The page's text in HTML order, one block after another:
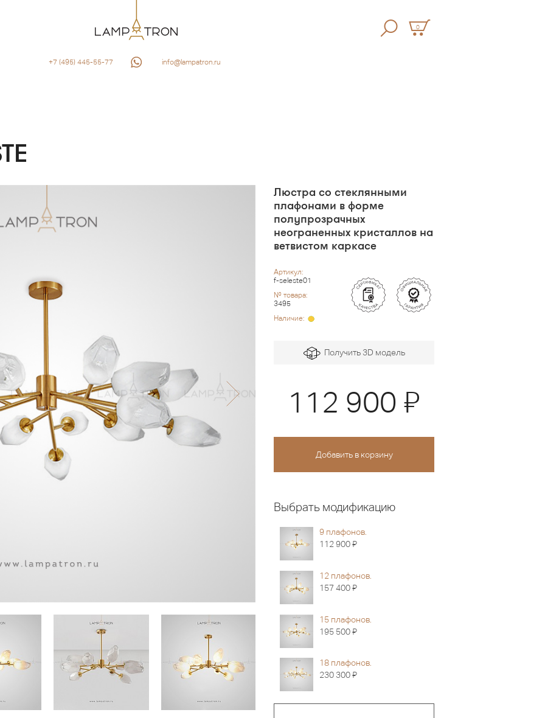
0
+7 (495) 445-55-77 info@lampatron.ru
Люстра со стеклянными
плафонами в форме
полупрозрачных
неограненных кристаллов на
ветвистом каркасе
Артикул:
f-seleste01
№ товара:
3495
Наличие:
Получить 3D модель
112 900 Я
Выбрать модификацию
9 плафонов.
112 900Я
12 плафонов.
157 400Я
15 плафонов.
195 500Я
18 плафонов.
230 300Я